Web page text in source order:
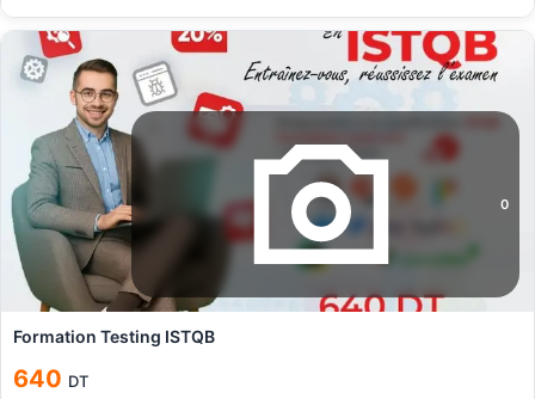
0
Formation Testing ISTQB
640 DT